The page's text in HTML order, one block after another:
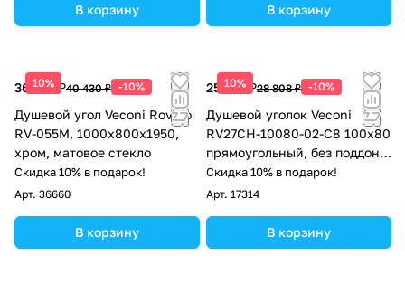
В корзину В корзину
10%
36 387 ₽40 430 ₽ -10%
Душевой угол Veconi Rovigo
RV-055M, 1000х800х1950,
хром, матовое стекло
Скидка 10% в подарок!
Арт. 36660
В корзину
10%
25 927 ₽28 808 ₽ -10%
Душевой уголок Veconi
RV27CH-10080-02-C8 100х80
прямоугольный, без поддона,
матовое стекло, хром
Скидка 10% в подарок!
Арт. 17314
В корзину